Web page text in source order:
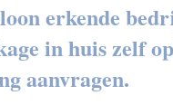
erkende
in huis zelf
aanvragen.